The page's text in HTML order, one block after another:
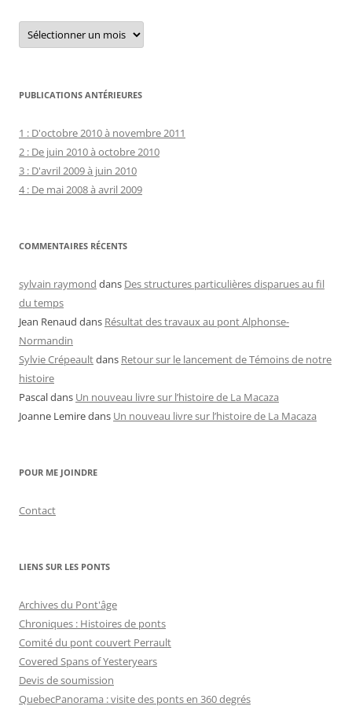
Archives
courantes
PUBLICATIONS ANTÉRIEURES
1 : D'octobre 2010 à novembre 2011
2 : De juin 2010 à octobre 2010
3 : D'avril 2009 à juin 2010
4 : De mai 2008 à avril 2009
COMMENTAIRES RÉCENTS
sylvain raymond dans Des structures particulières disparues au fil
du temps
Jean Renaud dans Résultat des travaux au pont Alphonse-
Normandin
Sylvie Crépeaultdans Retour sur le lancement de Témoins de notre
histoire
Pascaldans Un nouveau livre sur l’histoire de La Macaza
Joanne Lemiredans Un nouveau livre sur l’histoire de La Macaza
POUR ME JOINDRE
Contact
LIENS SUR LES PONTS
Archives du Pont'âge
Chroniques : Histoires de ponts
Comité du pont couvert Perrault
Covered Spans of Yesteryears
Devis de soumission
QuebecPanorama : visite des ponts en 360 degrés